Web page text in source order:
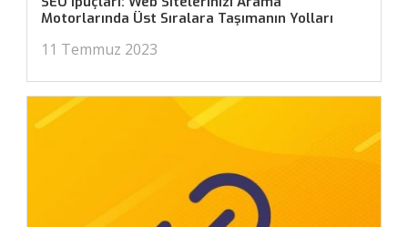
Motorlarında Üst Sıralara Taşımanın Yolları
11 Temmuz 2023